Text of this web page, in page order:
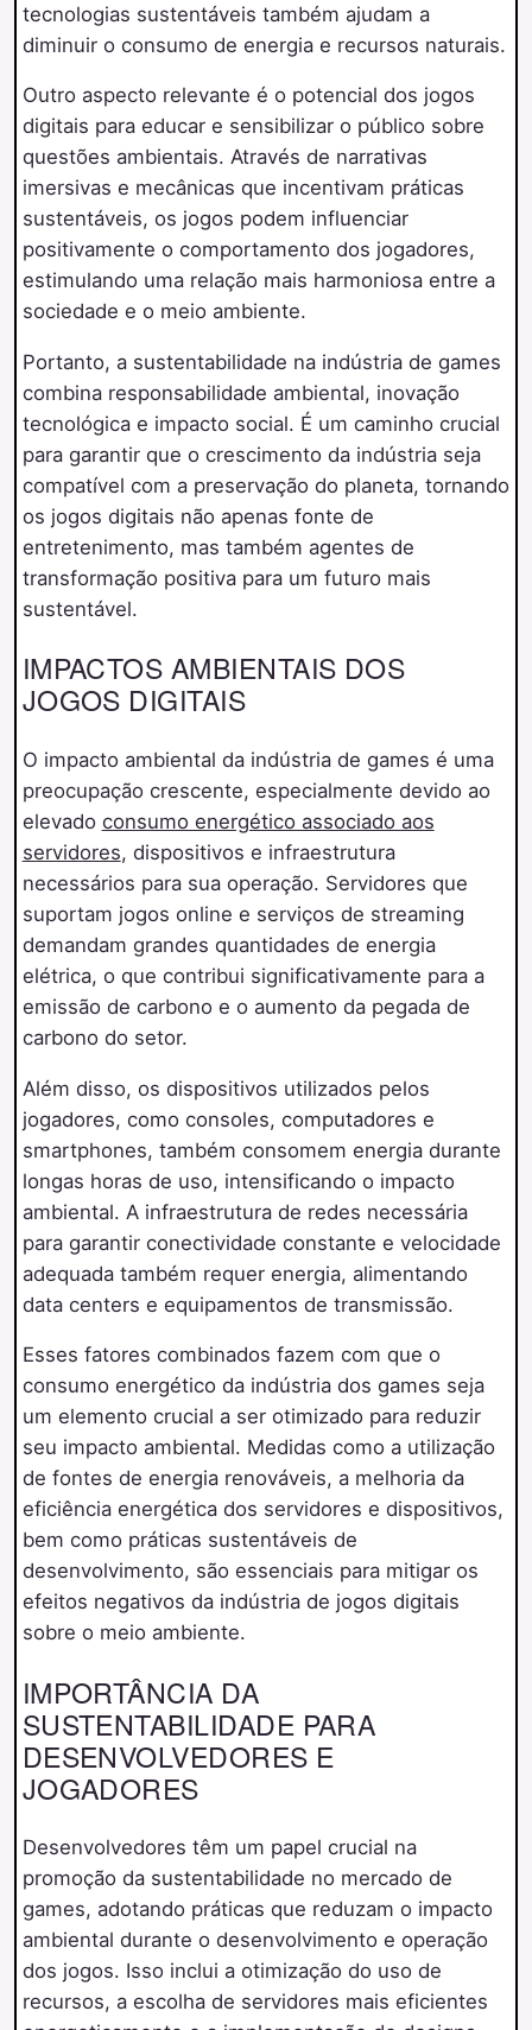
tecnologias sustentáveis também ajudam a
diminuir o consumo de energia e recursos naturais.
Outro aspecto relevante é o potencial dos jogos
digitais para educar e sensibilizar o público sobre
questões ambientais. Através de narrativas
imersivas e mecânicas que incentivam práticas
sustentáveis, os jogos podem influenciar
positivamente o comportamento dos jogadores,
estimulando uma relação mais harmoniosa entre a
sociedade e o meio ambiente.
Portanto, a sustentabilidade na indústria de games
combina responsabilidade ambiental, inovação
tecnológica e impacto social. É um caminho crucial
para garantir que o crescimento da indústria seja
compatível com a preservação do planeta, tornando
os jogos digitais não apenas fonte de
entretenimento, mas também agentes de
transformação positiva para um futuro mais
sustentável.
IMPACTOS AMBIENTAIS DOS
JOGOS DIGITAIS
O impacto ambiental da indústria de games é uma
preocupação crescente, especialmente devido ao
elevado consumo energético associado aos
servidores, dispositivos e infraestrutura
necessários para sua operação. Servidores que
suportam jogos online e serviços de streaming
demandam grandes quantidades de energia
elétrica, o que contribui significativamente para a
emissão de carbono e o aumento da pegada de
carbono do setor.
Além disso, os dispositivos utilizados pelos
jogadores, como consoles, computadores e
smartphones, também consomem energia durante
longas horas de uso, intensificando o impacto
ambiental. A infraestrutura de redes necessária
para garantir conectividade constante e velocidade
adequada também requer energia, alimentando
data centers e equipamentos de transmissão.
Esses fatores combinados fazem com que o
consumo energético da indústria dos games seja
um elemento crucial a ser otimizado para reduzir
seu impacto ambiental. Medidas como a utilização
de fontes de energia renováveis, a melhoria da
eficiência energética dos servidores e dispositivos,
bem como práticas sustentáveis de
desenvolvimento, são essenciais para mitigar os
efeitos negativos da indústria de jogos digitais
sobre o meio ambiente.
IMPORTÂNCIA DA
SUSTENTABILIDADE PARA
DESENVOLVEDORES E
JOGADORES
Desenvolvedores têm um papel crucial na
promoção da sustentabilidade no mercado de
games, adotando práticas que reduzam o impacto
ambiental durante o desenvolvimento e operação
dos jogos. Isso inclui a otimização do uso de
recursos, a escolha de servidores mais eficientes